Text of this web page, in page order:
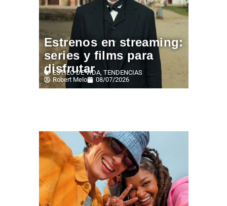
Estrenos en streaming:
series y films para
disfrutar
ESTILO DE VIDA, TENDENCIAS
Robert Melo
08/07/2026